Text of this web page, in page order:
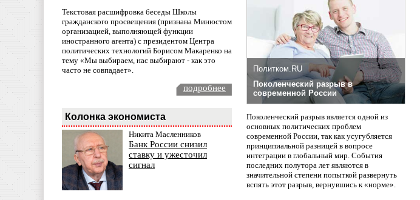
Текстовая расшифровка беседы Школы
гражданского просвещения (признана Минюстом
организацией, выполняющей функции
иностранного агента) с президентом Центра
политических технологий Борисом Макаренко на
тему «Мы выбираем, нас выбирают - как это
часто не совпадает».
подробнее
Колонка экономиста
Никита Масленников
Банк России снизил
ставку и ужесточил
сигнал
Политком.RU
Поколенческий разрыв в
современной России
Поколенческий разрыв является одной из
основных политических проблем
современной России, так как усугубляется
принципиальной разницей в вопросе
интеграции в глобальный мир. События
последних полутора лет являются в
значительной степени попыткой развернуть
вспять этот разрыв, вернувшись к «норме».